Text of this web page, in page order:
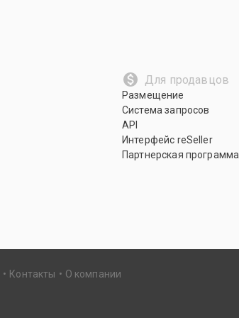
Для продавцов
Размещение
Система запросов
API
Интерфейс reSeller
Партнерская программа
Контакты О компании